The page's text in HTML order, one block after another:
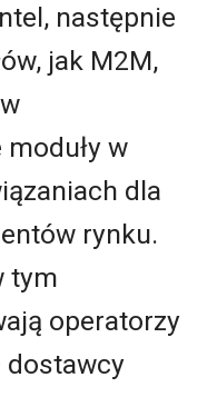
następnie
jak M2M,
w
dla
rynku.
tym
operatorzy
dostawcy